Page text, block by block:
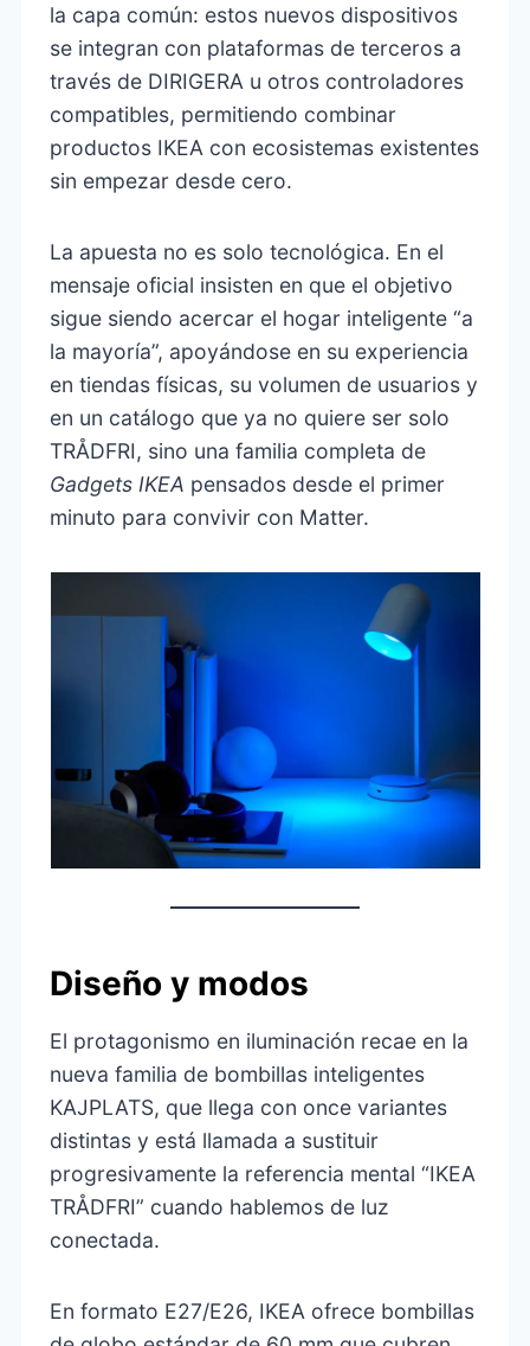
la capa común: estos nuevos dispositivos
se integran con plataformas de terceros a
través de DIRIGERA u otros controladores
compatibles, permitiendo combinar
productos IKEA con ecosistemas existentes
sin empezar desde cero.
La apuesta no es solo tecnológica. En el
mensaje oficial insisten en que el objetivo
sigue siendo acercar el hogar inteligente “a
la mayoría”, apoyándose en su experiencia
en tiendas físicas, su volumen de usuarios y
en un catálogo que ya no quiere ser solo
TRÅDFRI, sino una familia completa de
Gadgets IKEA pensados desde el primer
minuto para convivir con Matter.
Diseño y modos
El protagonismo en iluminación recae en la
nueva familia de bombillas inteligentes
KAJPLATS, que llega con once variantes
distintas y está llamada a sustituir
progresivamente la referencia mental “IKEA
TRÅDFRI” cuando hablemos de luz
conectada.
En formato E27/E26, IKEA ofrece bombillas